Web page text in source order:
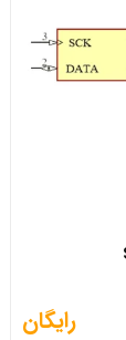
رایگان